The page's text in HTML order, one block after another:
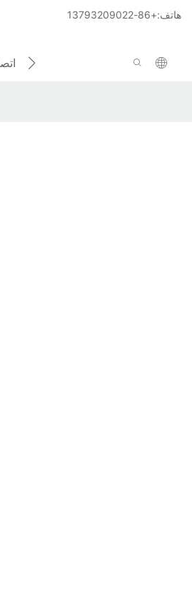
هاتف:+86-13793209022